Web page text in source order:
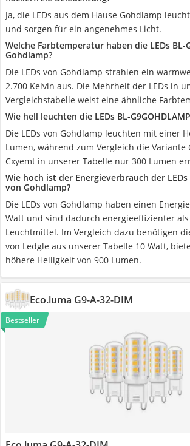
Ja, die LEDs aus dem Hause Gohdlamp
und sorgen für ein angenehmes Licht.
Welche Farbtemperatur haben die LEDs BL-
Gohdlamp?
Die LEDs von Gohdlamp strahlen ein
2.700 Kelvin aus. Die Mehrheit der LEDs in
Vergleichstabelle weist eine ähnliche
Wie hell leuchten die LEDs BL-
Die LEDs von Gohdlamp leuchten mit einer
Lumen, während zum Vergleich die Variante
Cxyemt in unserer Tabelle nur 300 Lumen
Wie hoch ist der Energieverbrauch der LEDs
von Gohdlamp?
Die LEDs von Gohdlamp haben einen
Watt und sind dadurch energieeffizienter
Leuchtmittel. Im Vergleich dazu benötigen
von Ledgle aus unserer Tabelle 10 Watt,
höhere Helligkeit von 900 Lumen.
Eco.luma G9-A-32-DIM
Bestseller